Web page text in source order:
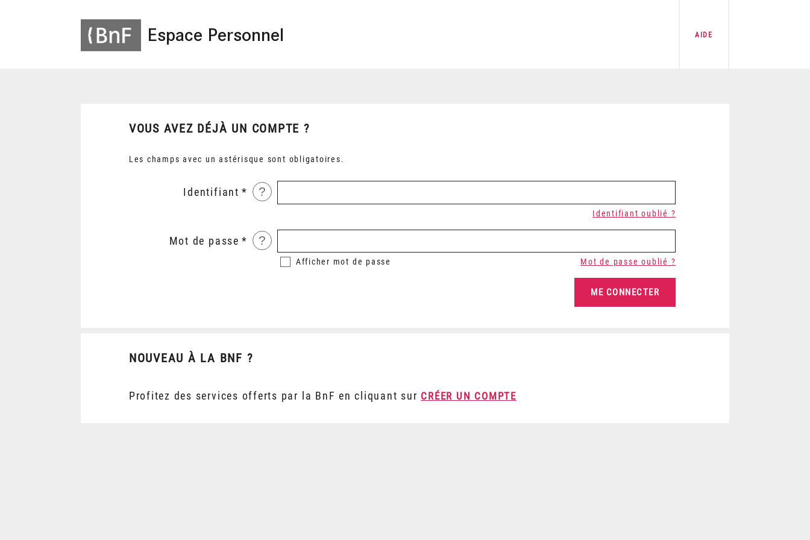
Espace Personnel AIDE
VOUS AVEZ DÉJÀ UN COMPTE ?
Les champs avec un astérisque sont obligatoires.
Identifiant ?
Identifiant oublié ?
Mot de passe ?
Afficher mot de passe Mot de passe oublié ?
NOUVEAU À LA BNF ?
Profitez des services offerts par la BnF en cliquant sur CRÉER UN COMPTE